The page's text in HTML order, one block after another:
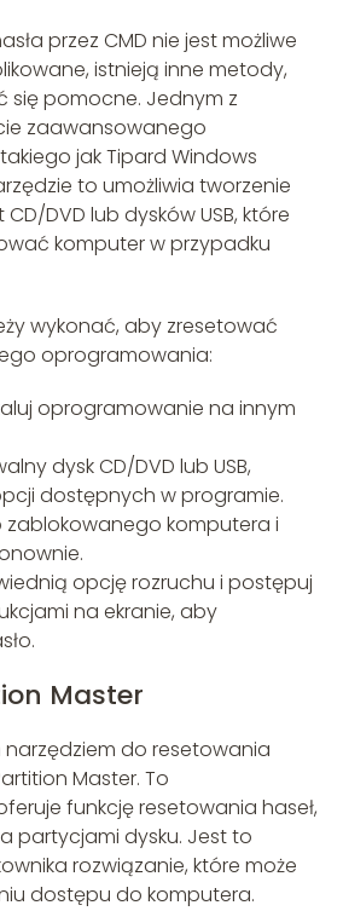
przez CMD nie jest możliwe
istnieją inne metody,
się pomocne. Jednym z
zaawansowanego
jak Tipard Windows
to umożliwia tworzenie
DVD lub dysków USB, które
komputer w przypadku
wykonać, aby zresetować
oprogramowania:
oprogramowanie na innym
dysk CD/DVD lub USB,
dostępnych w programie.
zablokowanego komputera i
opcję rozruchu i postępuj
na ekranie, aby
Master
do resetowania
Master. To
funkcję resetowania haseł,
partycjami dysku. Jest to
rozwiązanie, które może
dostępu do komputera.